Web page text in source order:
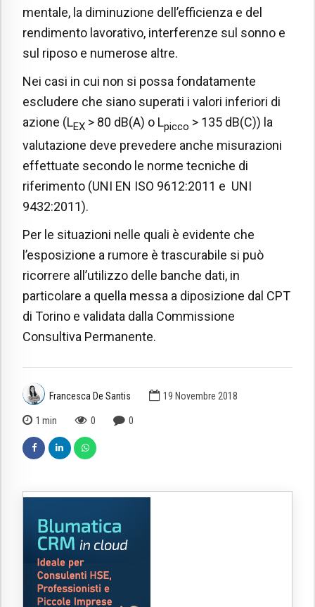
Francesca De Santis 19 Novembre 2018
1 min 0 0
mentale, la diminuzione dell’efficienza e del
rendimento lavorativo, interferenze sul sonno e
sul riposo e numerose altre.
Nei casi in cui non si possa fondatamente
escludere che siano superati i valori inferiori di
azione (LEX > 80 dB(A) o Lpicco > 135 dB(C)) la
valutazione deve prevedere anche misurazioni
effettuate secondo le norme tecniche di
riferimento (UNI EN ISO 9612:2011 e UNI
9432:2011).
Per le situazioni nelle quali è evidente che
l’esposizione a rumore è trascurabile si può
ricorrere all’utilizzo delle banche dati, in
particolare a quella messa a diposizione dal CPT
di Torino e validata dalla Commissione
Consultiva Permanente.